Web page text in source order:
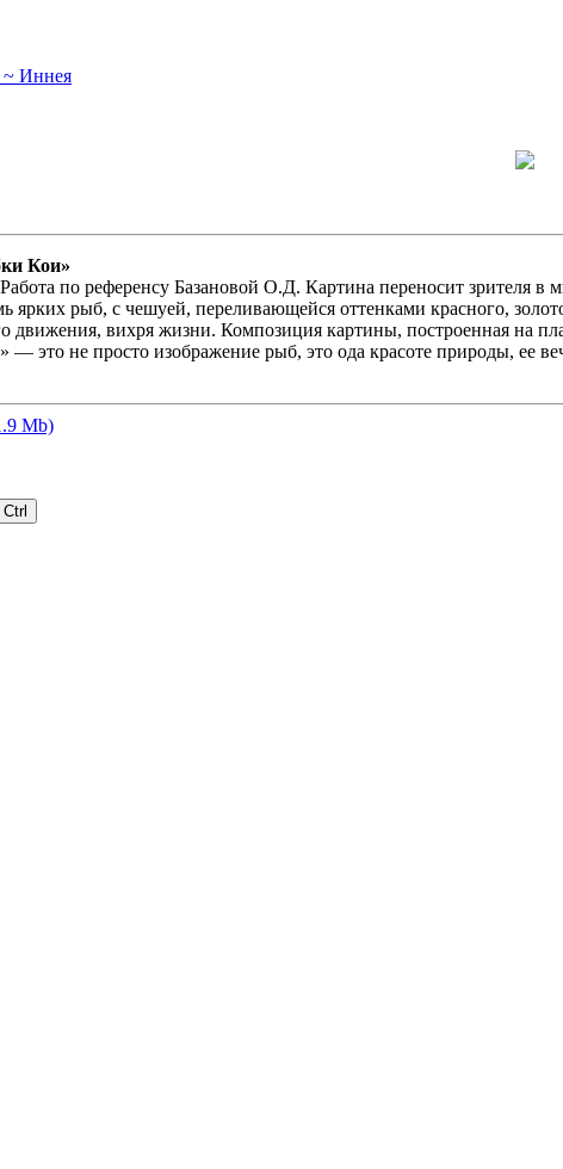
Кои»
по референсу Базановой О.Д. Картина переносит зрителя
ярких рыб, с чешуей, переливающейся оттенками красного,
движения, вихря жизни. Композиция картины, построенная на
— это не просто изображение рыб, это ода красоте природы, ее
Mb)
Ctrl